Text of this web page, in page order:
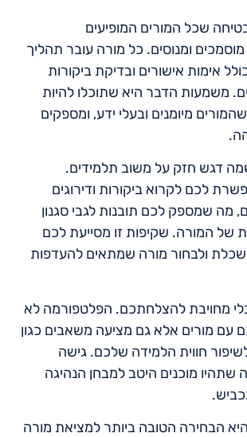
שכל המורים המופיעים
ומנוסים. כל מורה עובר תהליך
אימות אישורים ובדיקת ביקורות
משמעות הדבר היא שתוכלו להיות
מיומנים ובעלי ידע, ומספקים
דגש חזק על משוב תלמידים.
לכם לקרוא ביקורות ודירוגים
מה שמספק לכם תובנות לגבי סגנון
של המורה. שקיפות זו מסייעת לכם
ולבחור מורה שמתאים להעדפות
מחויבת להצלחתכם. הפלטפורמה לא
מורים אלא גם מציעה משאבים כגון
חווית הלמידה שלכם. גישה
שתהיו מוכנים היטב למבחן הנהיגה
היא הבחירה הטובה ביותר למציאת מורה